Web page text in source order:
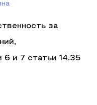
за
6 и 7 статьи 14.35